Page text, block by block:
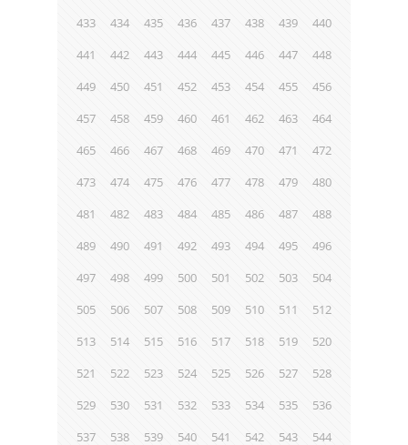
433
434 435 436 437 438 439
440
441
442 443 444 445 446 447
448
449
450 451 452 453 454 455
456
457
458 459 460 461 462 463
464
465
466 467 468 469 470 471
472
473
474 475 476 477 478 479
480
481
482 483 484 485 486 487
488
489
490 491 492 493 494 495
496
497
498 499 500 501 502 503
504
505
506 507 508 509 510 511
512
513
514 515 516 517 518 519
520
521
522 523 524 525 526 527
528
529
530 531 532 533 534 535
536
537
538 539 540 541 542 543
544